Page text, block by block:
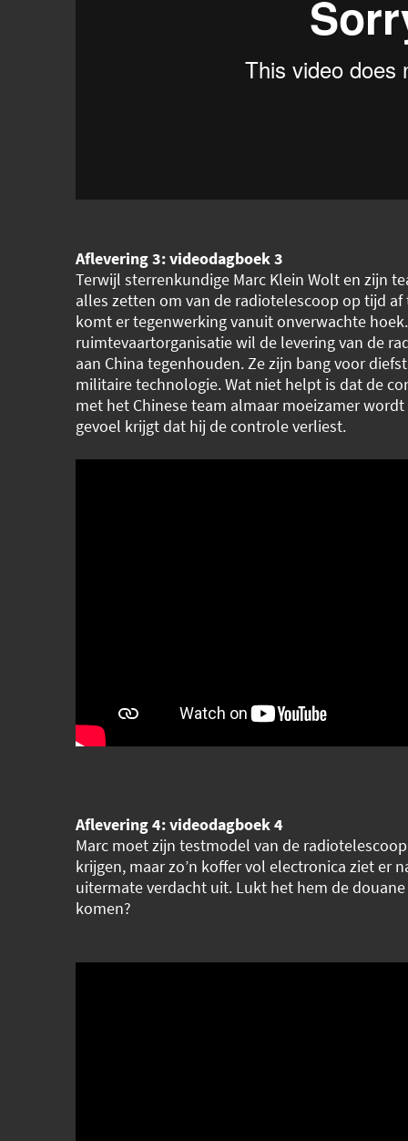
Aflevering 3: videodagboek 3
Terwijl sterrenkundige Marc Klein Wolt en zijn
alles zetten om van de radiotelescoop op tijd af
komt er tegenwerking vanuit onverwachte
ruimtevaartorganisatie wil de levering van de
aan China tegenhouden. Ze zijn bang voor
militaire technologie. Wat niet helpt is dat de
met het Chinese team almaar moeizamer wordt
gevoel krijgt dat hij de controle verliest.
Aflevering 4: videodagboek 4
Marc moet zijn testmodel van de
krijgen, maar zo’n koffer vol electronica ziet er
uitermate verdacht uit. Lukt het hem de
komen?